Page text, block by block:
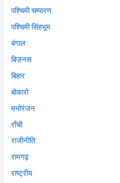
पश्चिमी चम्पारण
पश्चिमी सिंहभूम
बंगाल
बिज़नस
बिहार
बोकारो
मनोरंजन
राँची
राजीनीति
रामगढ़
राष्ट्रीय